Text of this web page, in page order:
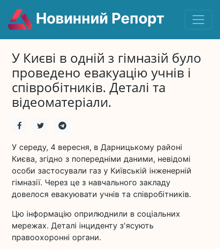
Новинний Репорт
У Києві в одній з гімназій було
проведено евакуацію учнів і
співробітників. Деталі та
відеоматеріали.
У середу, 4 вересня, в Дарницькому районі
Києва, згідно з попередніми даними, невідомі
особи застосували газ у Київській інженерній
гімназії. Через це з навчального закладу
довелося евакуювати учнів та співробітників.
Цю інформацію оприлюднили в соціальних
мережах. Деталі інциденту з'ясують
правоохоронні органи.